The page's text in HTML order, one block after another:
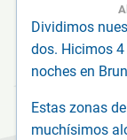
Dividimos
dos. Hicimos 4
noches en
Estas zonas
muchísimos